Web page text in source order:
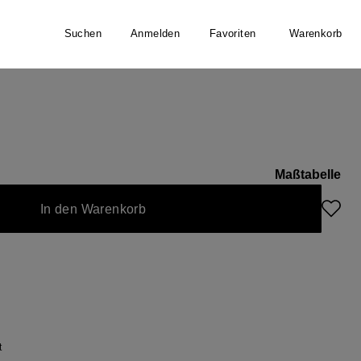
Suchen Anmelden Favoriten Warenkorb
verfügbar.)
ist zurzeit nicht verfügbar.)
Maßtabelle
In den Warenkorb